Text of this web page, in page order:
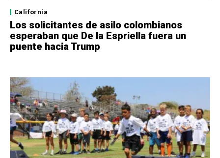
California
Los solicitantes de asilo colombianos
esperaban que De la Espriella fuera un
puente hacia Trump